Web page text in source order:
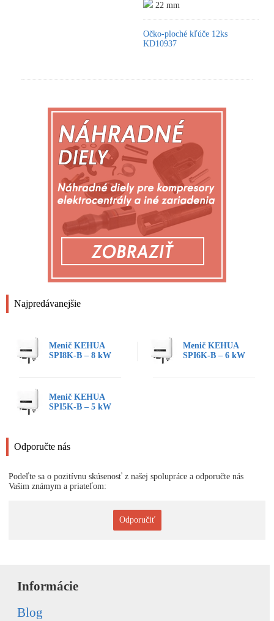
Najpredávanejšie
Menič KEHUA
SPI8K-B – 8 kW
Menič KEHUA
SPI6K-B – 6 kW
Menič KEHUA
SPI5K-B – 5 kW
Odporučte nás
Podeľte sa o pozitívnu skúsenosť z našej spolupráce a odporučte nás
Vašim známym a priateľom:
Odporučiť
22 mm
Očko-ploché kľúče 12ks
KD10937
Informácie
Blog